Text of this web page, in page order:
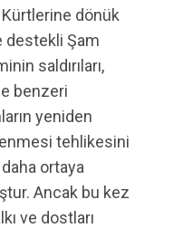
Kürtlerine dönük
destekli Şam
saldırıları,
benzeri
yeniden
tehlikesini
ortaya
Ancak bu kez
ve dostları